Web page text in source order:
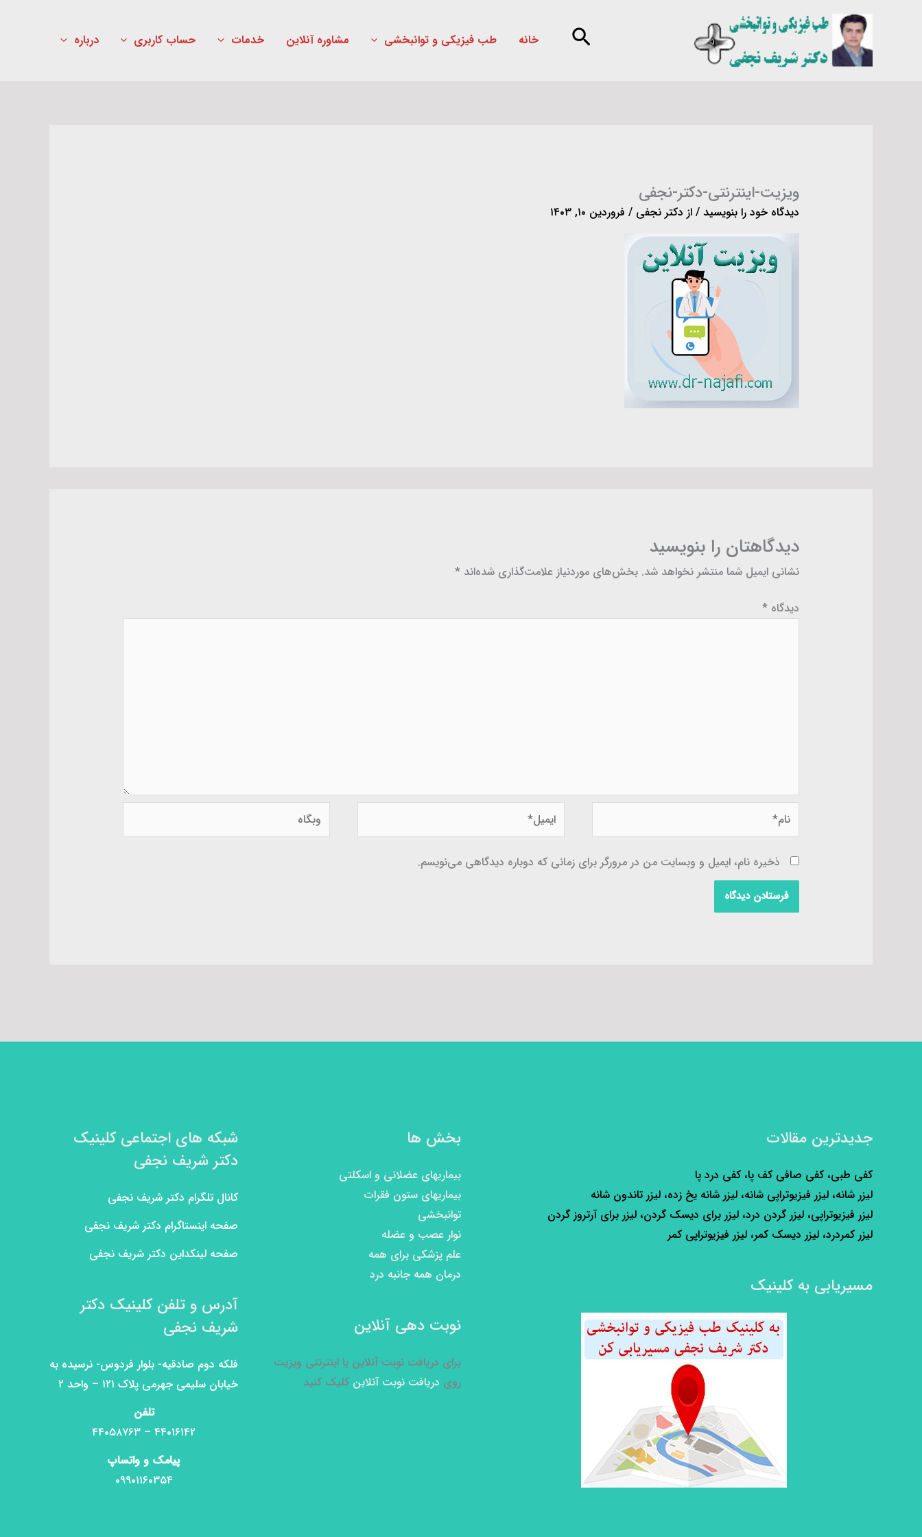
خانه طب فیزیکی و توانبخشی مشاوره آنلاین خدمات حساب کاربری درباره
ویزیت-اینترنتی-دکتر-نجفی
دیدگاه‌ خود را بنویسید / از دکتر نجفی / فروردین ۱۰, ۱۴۰۳
دیدگاهتان را بنویسید
نشانی ایمیل شما منتشر نخواهد شد. بخش‌های موردنیاز علامت‌گذاری شده‌اند *
دیدگاه *
نام* ایمیل* وبگاه
ذخیره نام، ایمیل و وبسایت من در مرورگر برای زمانی که دوباره دیدگاهی می‌نویسم.
جدیدترین مقالات
کفی طبی، کفی صافی کف پا، کفی درد پا
لیزر شانه، لیزر فیزیوتراپی شانه، لیزر شانه یخ زده، لیزر تاندون شانه
لیزر فیزیوتراپی، لیزر گردن درد، لیزر برای دیسک گردن، لیزر برای آرتروز گردن
لیزر کمردرد، لیزر دیسک کمر، لیزر فیزیوتراپی کمر
مسیریابی به کلینیک
بخش ها
بیماریهای عضلانی و اسکلتی
بیماریهای ستون فقرات
توانبخشی
نوار عصب و عضله
علم پزشکی برای همه
درمان همه جانبه درد
نوبت دهی آنلاین
برای دریافت نوبت آنلاین یا اینترنتی ویزیت
روی دریافت نوبت آنلاین کلیک کنید
شبکه های اجتماعی کلینیک
دکتر شریف نجفی
کانال تلگرام دکتر شریف نجفی
صفحه اینستاگرام دکتر شریف نجفی
صفحه لینکداین دکتر شریف نجفی
آدرس و تلفن کلینیک دکتر
شریف نجفی
فلکه دوم صادقیه- بلوار فردوس- نرسیده به
خیابان سلیمی جهرمی پلاک ۱۲۱ – واحد ۲
تلفن
۴۴۰۱۶۱۴۲ – ۴۴۰۵۸۷۶۳
پیامک و واتساپ
۰۹۹۰۱۱۶۰۳۵۴